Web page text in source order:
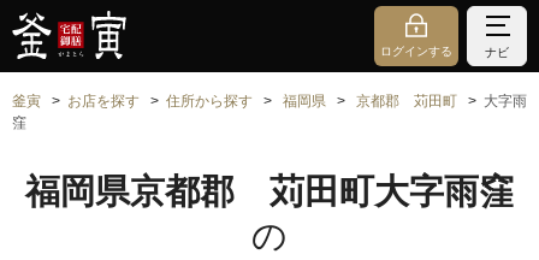
ログインする ナビ
釜寅 お店を探す 住所から探す 福岡県 京都郡 苅田町
大字雨
窪
福岡県京都郡 苅田町大字雨窪
の